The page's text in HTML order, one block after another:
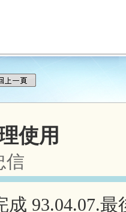
使用
信
成 93.04.07.最